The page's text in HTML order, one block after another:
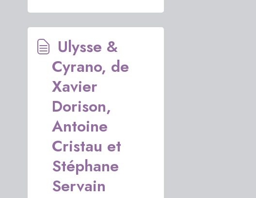
Ulysse &
Cyrano, de
Xavier
Dorison,
Antoine
Cristau et
Stéphane
Servain